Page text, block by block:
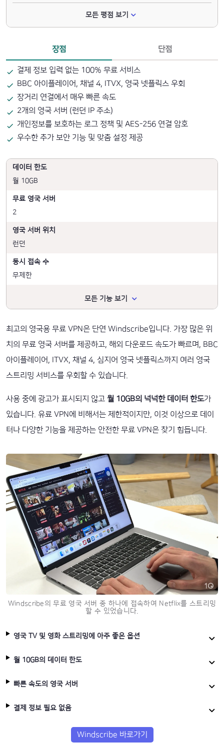
모든 평점 보기
장점
결제 정보 입력 없는 100% 무료 서비스
BBC 아이플레이어, 채널 4, ITVX, 영국 넷플릭스 우회
장거리 연결에서 매우 빠른 속도
2개의 영국 서버 (런던 IP 주소)
개인정보를 보호하는 로그 정책 및 AES-256 연결 암호
우수한 추가 보안 기능 및 맞춤 설정 제공
단점
데이터 한도
월 10GB
무료 영국 서버
2
영국 서버 위치
런던
동시 접속 수
무제한
모든 기능 보기
최고의 영국용 무료 VPN은 단연 Windscribe입니다. 가장 많은 위
치의 무료 영국 서버를 제공하고, 해외 다운로드 속도가 빠르며, BBC
아이플레이어, ITVX, 채널 4, 심지어 영국 넷플릭스까지 여러 영국
스트리밍 서비스를 우회할 수 있습니다.
사용 중에 광고가 표시되지 않고 월 10GB의 넉넉한 데이터 한도가
있습니다. 유료 VPN에 비해서는 제한적이지만, 이것 이상으로 데이
터나 다양한 기능을 제공하는 안전한 무료 VPN은 찾기 힘듭니다.
Windscribe의 무료 영국 서버 중 하나에 접속하여 Netflix를 스트리밍
할 수 있었습니다.
영국 TV 및 영화 스트리밍에 아주 좋은 옵션
월 10GB의 데이터 한도
빠른 속도의 영국 서버
결제 정보 필요 없음
Windscribe 바로가기